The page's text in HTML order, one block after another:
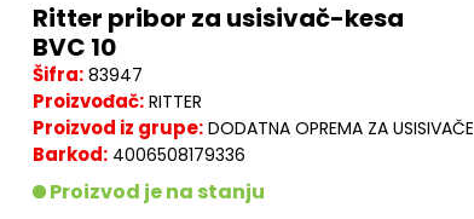
Ritter pribor za usisivač-kesa
BVC 10
Šifra: 83947
Proizvođač: RITTER
Proizvod iz grupe: DODATNA OPREMA ZA USISIVAČE
Barkod: 4006508179336
Proizvod je na stanju